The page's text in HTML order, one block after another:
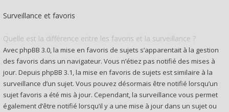
Surveillance et favoris
Quelle est la différence entre les favoris et la surveillance ?
Avec phpBB 3.0, la mise en favoris de sujets s’apparentait à la gestion
des favoris dans un navigateur. Vous n’étiez pas notifié des mises à
jour. Depuis phpBB 3.1, la mise en favoris de sujets est similaire à la
surveillance d’un sujet. Vous pouvez désormais être notifié lorsqu’un
sujet favoris a été mis à jour. Cependant, la surveillance vous permet
également d’être notifié lorsqu’il y a une mise à jour dans un sujet ou